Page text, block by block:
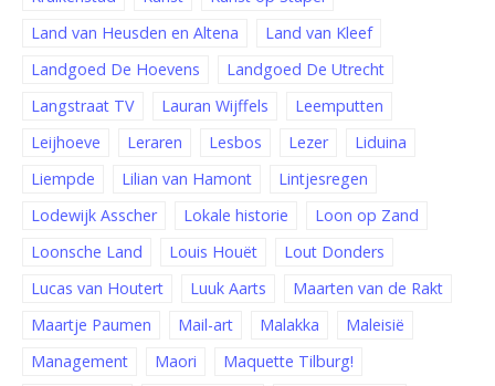
Land van Heusden en Altena
Land van Kleef
Landgoed De Hoevens
Landgoed De Utrecht
Langstraat TV
Lauran Wijffels
Leemputten
Leijhoeve
Leraren Lesbos Lezer
Liduina
Liempde
Lilian van Hamont
Lintjesregen
Lodewijk Asscher
Lokale historie
Loon op Zand
Loonsche Land
Louis Houët
Lout Donders
Lucas van Houtert
Luuk Aarts
Maarten van de Rakt
Maartje Paumen
Mail-art Malakka
Maleisië
Management
Maori
Maquette Tilburg!